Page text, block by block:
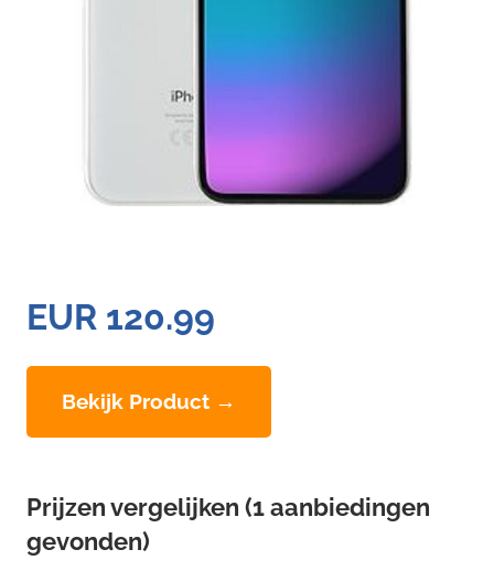
EUR 120.99
Bekijk Product →
Prijzen vergelijken (1 aanbiedingen
gevonden)